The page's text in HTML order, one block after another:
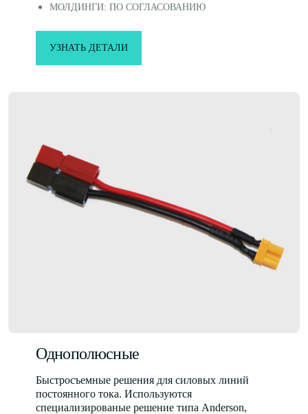
МОЛДИНГИ: ПО СОГЛАСОВАНИЮ
УЗНАТЬ ДЕТАЛИ
Однополюсные
Быстросъемные решения для силовых линий
постоянного тока. Используются
специализированые решение типа Anderson,